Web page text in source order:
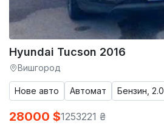
Hyundai Tucson 2016
Вишгород
Нове авто Автомат Бензин, 2.0
28000 $1253221 ₴